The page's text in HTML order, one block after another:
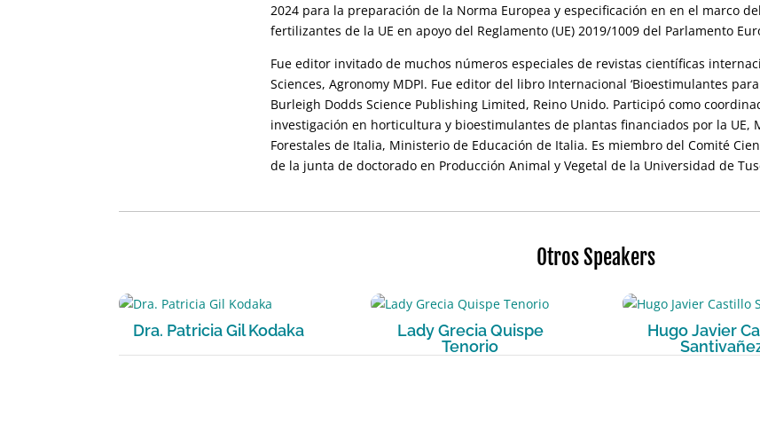
2024 para la preparación de la Norma Europea y especificación en en el marco
fertilizantes de la UE en apoyo del Reglamento (UE) 2019/1009 del Parlamento
Fue editor invitado de muchos números especiales de revistas científicas
Sciences, Agronomy MDPI. Fue editor del libro Internacional ‘Bioestimulantes
Burleigh Dodds Science Publishing Limited, Reino Unido. Participó como
investigación en horticultura y bioestimulantes de plantas financiados por la UE,
Forestales de Italia, Ministerio de Educación de Italia. Es miembro del Comité
de la junta de doctorado en Producción Animal y Vegetal de la Universidad de
Otros Speakers
Dra. Patricia Gil Kodaka
Lady Grecia Quispe
Tenorio
Hugo Javier